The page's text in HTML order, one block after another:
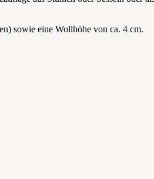
sowie eine Wollhöhe von ca. 4 cm.